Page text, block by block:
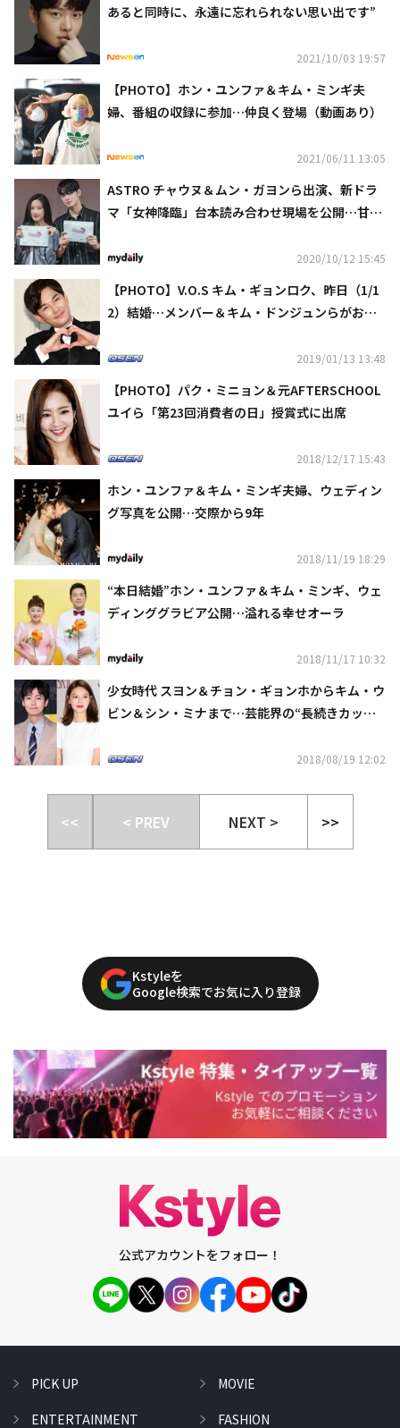
あると同時に、永遠に忘れられない思い出です”
2021/10/03 19:57
【PHOTO】ホン・ユンファ＆キム・ミンギ夫
婦、番組の収録に参加…仲良く登場（動画あり）
2021/06/11 13:05
ASTRO チャウヌ＆ムン・ガヨンら出演、新ドラ
マ「女神降臨」台本読み合わせ現場を公開…甘い
2020/10/12 15:45
【PHOTO】V.O.S キム・ギョンロク、昨日（1/1
2）結婚…メンバー＆キム・ドンジュンらがお祝
2019/01/13 13:48
【PHOTO】パク・ミニョン＆元AFTERSCHOOL
ユイら「第23回消費者の日」授賞式に出席
2018/12/17 15:43
ホン・ユンファ＆キム・ミンギ夫婦、ウェディン
グ写真を公開…交際から9年
2018/11/19 18:29
“本日結婚”ホン・ユンファ＆キム・ミンギ、ウェ
ディンググラビア公開…溢れる幸せオーラ
2018/11/17 10:32
少女時代 スヨン＆チョン・ギョンホからキム・ウ
ビン＆シン・ミナまで…芸能界の“長続きカップ
2018/08/19 12:02
<< < PREV NEXT > >>
Kstyleを
Google検索でお気に入り登録
公式アカウントをフォロー！
PICK UP
ENTERTAINMENT
MOVIE
FASHION